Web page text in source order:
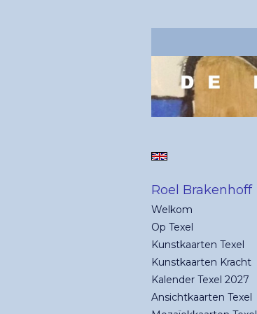
Roel Brakenhoff
Welkom
Op Texel
Kunstkaarten Texel
Kunstkaarten Kracht
Kalender Texel 2027
Ansichtkaarten Texel